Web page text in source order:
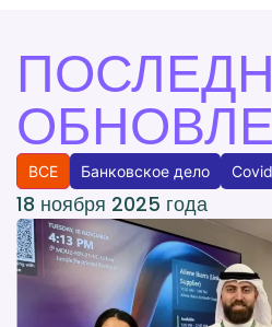
ВСЕ Банковское дело Covid
18 ноября 2025 года